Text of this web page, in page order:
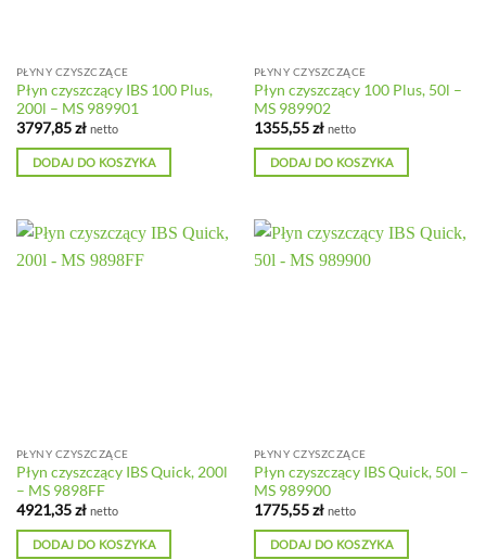
PŁYNY CZYSZCZĄCE
Płyn czyszczący IBS 100 Plus,
200l – MS 989901
3797,85zł netto
DODAJ DO KOSZYKA
PŁYNY CZYSZCZĄCE
Płyn czyszczący 100 Plus, 50l –
MS 989902
1355,55zł netto
DODAJ DO KOSZYKA
PŁYNY CZYSZCZĄCE
Płyn czyszczący IBS Quick, 200l
– MS 9898FF
4921,35zł netto
DODAJ DO KOSZYKA
PŁYNY CZYSZCZĄCE
Płyn czyszczący IBS Quick, 50l –
MS 989900
1775,55zł netto
DODAJ DO KOSZYKA